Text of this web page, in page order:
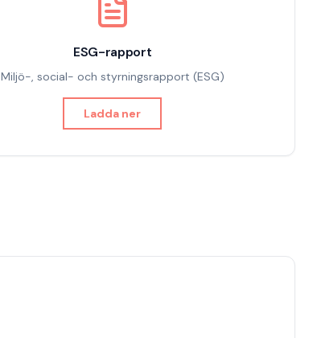
ESG-rapport
Miljö-, social- och styrningsrapport (ESG)
Ladda ner